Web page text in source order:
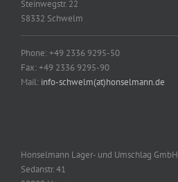
Steinwegstr. 22
58332 Schwelm
Phone: +49 2336 9295-50
Fax: +49 2336 9295-90
Mail: info-schwelm(at)honselmann.de
Honselmann Lager- und Umschlag GmbH
Sedanstr. 41